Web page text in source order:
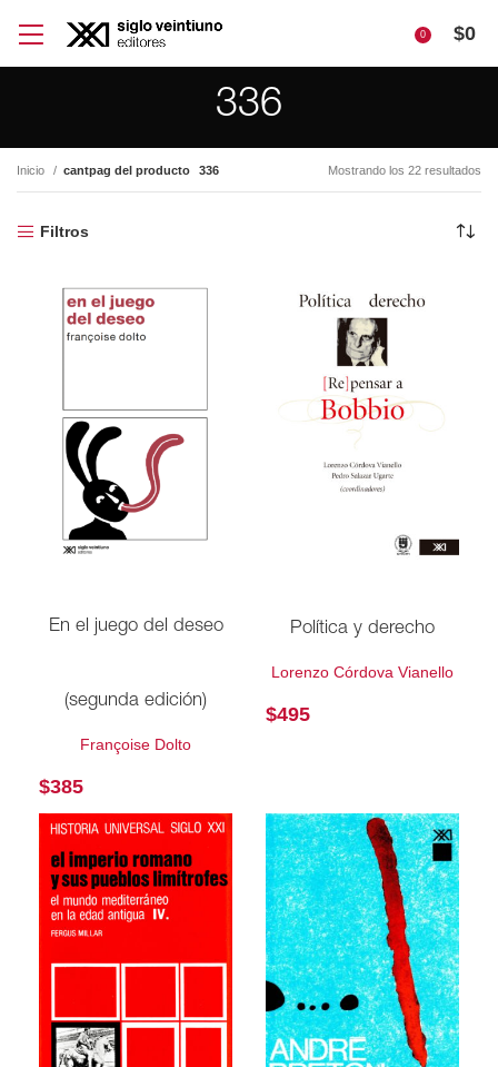
0 $0
336
Inicio cantpag del producto 336 Mostrando los 22 resultados
Filtros
En el juego del deseo
(segunda edición)
Françoise Dolto
$385
Política y derecho
Lorenzo Córdova Vianello
$495